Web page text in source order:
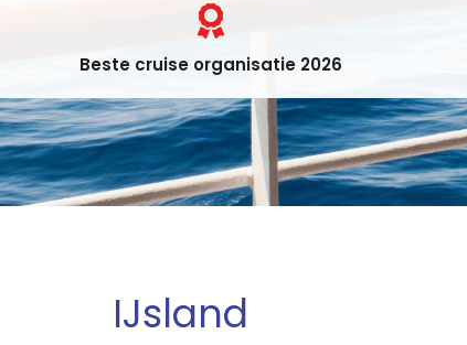
Beste cruise organisatie 2026
IJsland